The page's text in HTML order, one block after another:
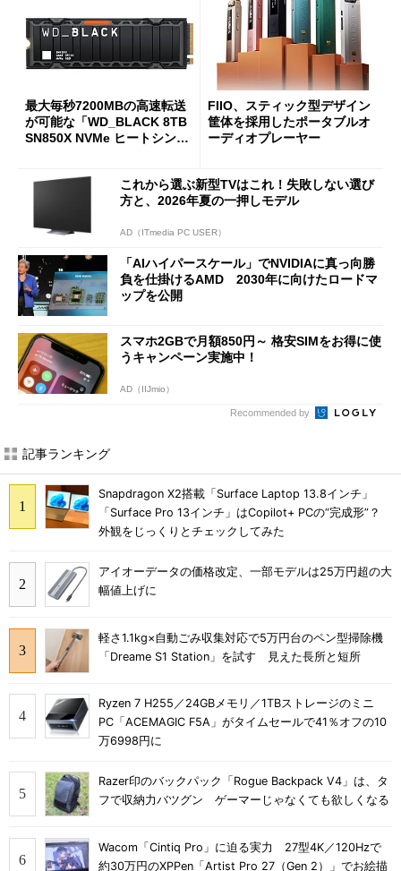
最大毎秒7200MBの高速転送
が可能な「WD_BLACK 8TB
SN850X NVMe ヒートシンク
FIIO、スティック型デザイン
筐体を採用したポータブルオ
ーディオプレーヤー
これから選ぶ新型TVはこれ！失敗しない選び
方と、2026年夏の一押しモデル
AD（ITmedia PC USER）
「AIハイパースケール」でNVIDIAに真っ向勝
負を仕掛けるAMD 2030年に向けたロードマ
ップを公開
スマホ2GBで月額850円～ 格安SIMをお得に使
うキャンペーン実施中！
AD（IIJmio）
Recommended by
記事ランキング
Snapdragon X2搭載「Surface Laptop 13.8インチ」
「Surface Pro 13インチ」はCopilot+ PCの“完成形”？
外観をじっくりとチェックしてみた
アイオーデータの価格改定、一部モデルは25万円超の大
幅値上げに
軽さ1.1kg×自動ごみ収集対応で5万円台のペン型掃除機
「Dreame S1 Station」を試す 見えた長所と短所
Ryzen 7 H255／24GBメモリ／1TBストレージのミニ
PC「ACEMAGIC F5A」がタイムセールで41％オフの10
万6998円に
Razer印のバックパック「Rogue Backpack V4」は、タ
フで収納力バツグン ゲーマーじゃなくても欲しくなる
Wacom「Cintiq Pro」に迫る実力 27型4K／120Hzで
約30万円のXPPen「Artist Pro 27（Gen 2）」でお絵描